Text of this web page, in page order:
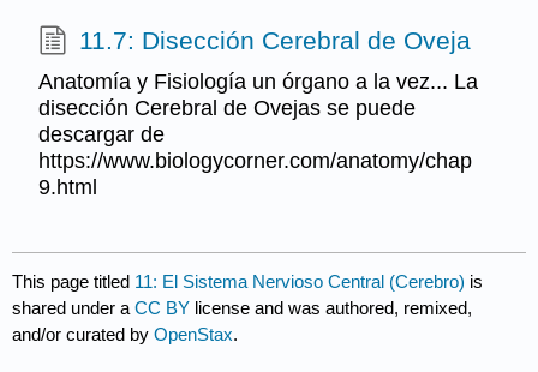
11.7: Disección Cerebral de Oveja
Anatomía y Fisiología un órgano a la vez... La
disección Cerebral de Ovejas se puede
descargar de
https://www.biologycorner.com/anatomy/chap
9.html
This page titled 11: El Sistema Nervioso Central (Cerebro) is
shared under aCC BY license and was authored, remixed,
and/or curated byOpenStax.